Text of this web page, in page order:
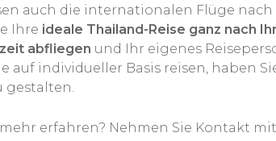
auch die internationalen Flüge
Ihre ideale Thailand-Reise ganz nach
abfliegen und Ihr eigenes
auf individueller Basis reisen, haben
gestalten.
erfahren? Nehmen Sie Kontakt